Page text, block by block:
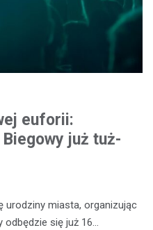
euforii:
już tuż-
urodziny miasta, organizując
odbędzie się już 16…